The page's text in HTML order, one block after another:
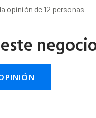
opinión de 12 personas